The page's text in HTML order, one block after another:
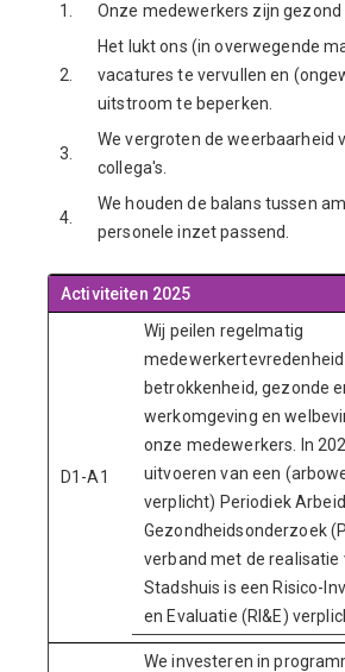
1. Onze medewerkers zijn gezond
2.
Het lukt ons (in overwegende
vacatures te vervullen en
uitstroom te beperken.
3.
We vergroten de weerbaarheid
collega's.
4.
We houden de balans tussen
personele inzet passend.
Activiteiten 2025
D1-A1
Wij peilen regelmatig
medewerkertevredenheid
betrokkenheid, gezonde
werkomgeving en
onze medewerkers. In
uitvoeren van een
verplicht) Periodiek Arbeid
Gezondheidsonderzoek
verband met de realisatie
Stadshuis is een Risico-
en Evaluatie (RI&E)
We investeren in